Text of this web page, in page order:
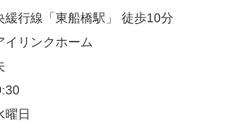
緩行線「東船橋駅」 徒歩10分
イリンクホーム
曜日